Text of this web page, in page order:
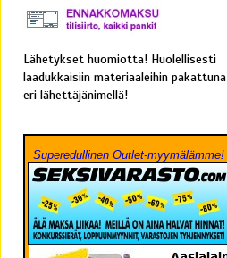
Lähetykset huomiotta! Huolellisesti
laadukkaisiin materiaaleihin pakattuna
eri lähettäjänimellä!
Superedullinen Outlet-myymälämme!